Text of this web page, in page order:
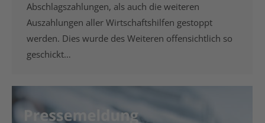
Abschlagszahlungen, als auch die weiteren
Auszahlungen aller Wirtschaftshilfen gestoppt
werden. Dies wurde des Weiteren offensichtlich so
geschickt…